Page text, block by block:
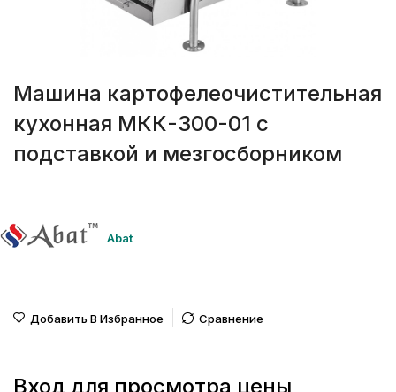
Машина картофелеочистительная
кухонная МКК-300-01 с
подставкой и мезгосборником
Abat
Добавить В Избранное Сравнение
Вход для просмотра цены